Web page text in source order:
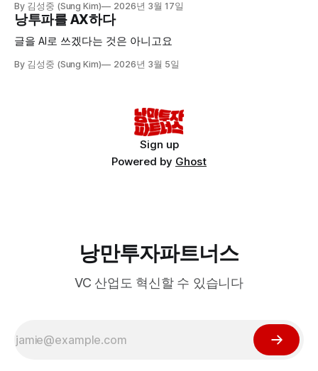
By 김성중 (Sung Kim) 2026년 3월 17일
낭투파를 AX하다
글을 AI로 쓰겠다는 것은 아니고요
By 김성중 (Sung Kim) 2026년 3월 5일
Sign up
Powered by Ghost
낭만투자파트너스
VC 산업도 혁신할 수 있습니다